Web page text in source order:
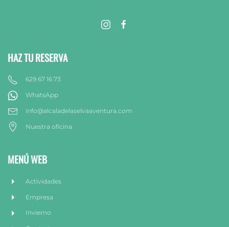
HAZ TU RESERVA
629 67 16 73
WhatsApp
info@alcaladelaselvaaventura.com
Nuestra oficina
MENÚ WEB
Actividades
Empresa
Invierno